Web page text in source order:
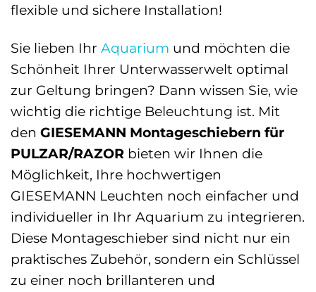
flexible und sichere Installation!
Sie lieben Ihr Aquarium und möchten die
Schönheit Ihrer Unterwasserwelt optimal
zur Geltung bringen? Dann wissen Sie, wie
wichtig die richtige Beleuchtung ist. Mit
den GIESEMANN Montageschiebern für
PULZAR/RAZOR bieten wir Ihnen die
Möglichkeit, Ihre hochwertigen
GIESEMANN Leuchten noch einfacher und
individueller in Ihr Aquarium zu integrieren.
Diese Montageschieber sind nicht nur ein
praktisches Zubehör, sondern ein Schlüssel
zu einer noch brillanteren und